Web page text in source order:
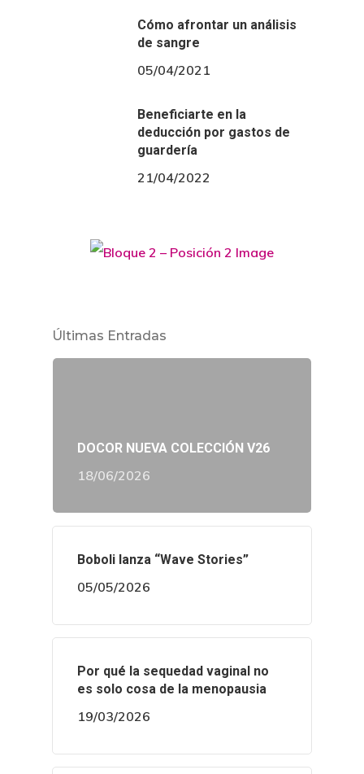
Cómo afrontar un análisis
de sangre
05/04/2021
Beneficiarte en la
deducción por gastos de
guardería
21/04/2022
Últimas Entradas
DOCOR NUEVA COLECCIÓN V26
18/06/2026
Boboli lanza “Wave Stories”
05/05/2026
Por qué la sequedad vaginal no
es solo cosa de la menopausia
19/03/2026